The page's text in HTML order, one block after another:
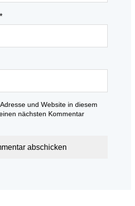
*
und Website in diesem
nächsten Kommentar